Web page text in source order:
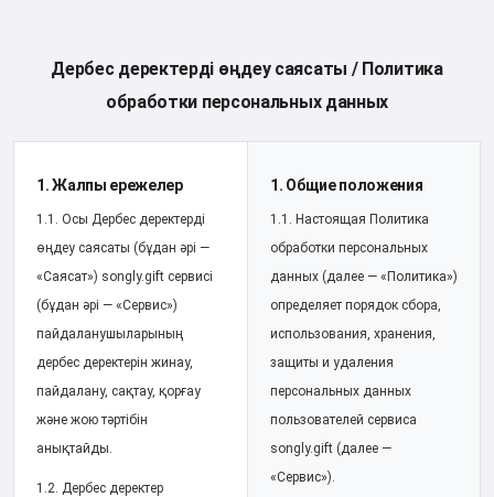
Дербес деректерді өңдеу саясаты / Политика
обработки персональных данных
1. Жалпы ережелер
1.1. Осы Дербес деректерді
өңдеу саясаты (бұдан әрі —
«Саясат») songly.gift сервисі
(бұдан әрі — «Сервис»)
пайдаланушыларының
дербес деректерін жинау,
пайдалану, сақтау, қорғау
және жою тәртібін
анықтайды.
1.2. Дербес деректер
1. Общие положения
1.1. Настоящая Политика
обработки персональных
данных (далее — «Политика»)
определяет порядок сбора,
использования, хранения,
защиты и удаления
персональных данных
пользователей сервиса
songly.gift (далее —
«Сервис»).